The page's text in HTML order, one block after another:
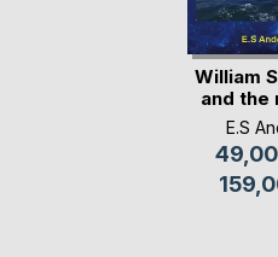
William
and the
E.S